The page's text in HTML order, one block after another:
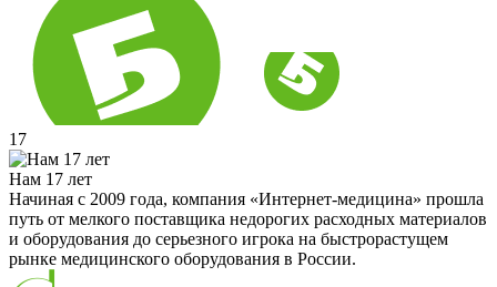
17
Нам 17 лет
Начиная с 2009 года, компания «Интернет-медицина» прошла
путь от мелкого поставщика недорогих расходных материалов
и оборудования до серьезного игрока на быстрорастущем
рынке медицинского оборудования в России.